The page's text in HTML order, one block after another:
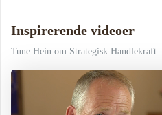
Inspirerende videoer
Tune Hein om Strategisk Handlekraft